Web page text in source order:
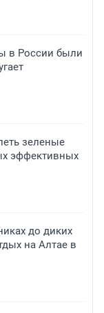
в России были
зеленые
эффективных
до диких
на Алтае в